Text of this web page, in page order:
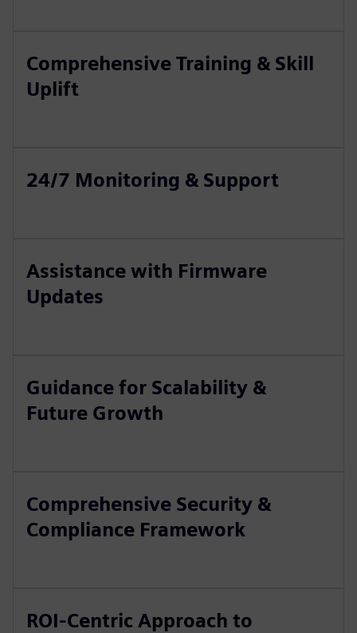
Comprehensive Training & Skill
Uplift
24/7 Monitoring & Support
Assistance with Firmware
Updates
Guidance for Scalability &
Future Growth
Comprehensive Security &
Compliance Framework
ROI-Centric Approach to